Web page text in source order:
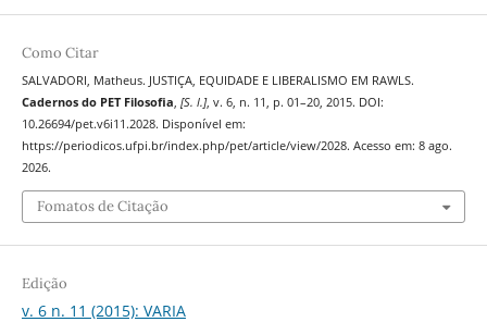
Como Citar
SALVADORI, Matheus. JUSTIÇA, EQUIDADE E LIBERALISMO EM RAWLS.
Cadernos do PET Filosofia, [S. l.], v. 6, n. 11, p. 01–20, 2015. DOI:
10.26694/pet.v6i11.2028. Disponível em:
https://periodicos.ufpi.br/index.php/pet/article/view/2028. Acesso em: 8 ago.
2026.
Fomatos de Citação
Edição
v. 6 n. 11 (2015): VARIA